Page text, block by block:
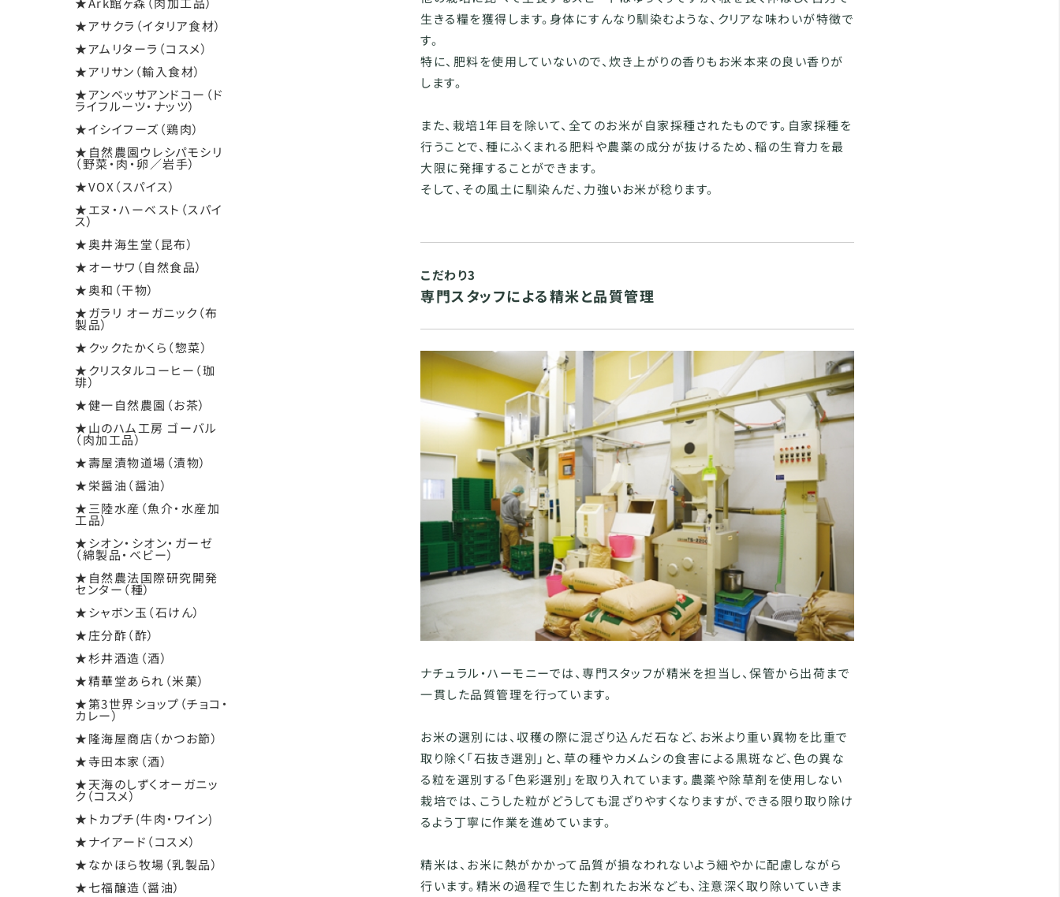
★アサクラ（イタリア食材）
★アムリターラ（コスメ）
★アリサン（輸入食材）
★アンベッサアンドコー（ド
ライフルーツ・ナッツ）
★イシイフーズ（鶏肉）
★自然農園ウレシパモシリ
（野菜・肉・卵／岩手）
★VOX（スパイス）
★エヌ・ハーベスト（スパイ
ス）
★奥井海生堂（昆布）
★オーサワ（自然食品）
★奥和（干物）
★ガラリ オーガニック（布
製品）
★クックたかくら（惣菜）
★クリスタルコーヒー（珈
琲）
★健一自然農園（お茶）
★山のハム工房 ゴーバル
（肉加工品）
★壽屋漬物道場（漬物）
★栄醤油（醤油）
★三陸水産（魚介・水産加
工品）
★シオン・シオン・ガーゼ
（綿製品・ベビー）
★自然農法国際研究開発
センター（種）
★シャボン玉（石けん）
★庄分酢（酢）
★杉井酒造（酒）
★精華堂あられ（米菓）
★第3世界ショップ（チョコ・
カレー）
★隆海屋商店（かつお節）
★寺田本家（酒）
★天海のしずくオーガニッ
ク（コスメ）
★トカプチ(牛肉・ワイン)
★ナイアード（コスメ）
★なかほら牧場（乳製品）
★七福醸造（醤油）
生きる糧を獲得します。身体にすんなり馴染むような、クリアな味わいが特徴で
す。
特に、肥料を使用していないので、炊き上がりの香りもお米本来の良い香りが
します。
また、栽培1年目を除いて、全てのお米が自家採種されたものです。自家採種を
行うことで、種にふくまれる肥料や農薬の成分が抜けるため、稲の生育力を最
大限に発揮することができます。
そして、その風土に馴染んだ、力強いお米が稔ります。
こだわり3
専門スタッフによる精米と品質管理
ナチュラル・ハーモニーでは、専門スタッフが精米を担当し、保管から出荷まで
一貫した品質管理を行っています。
お米の選別には、収穫の際に混ざり込んだ石など、お米より重い異物を比重で
取り除く「石抜き選別」と、草の種やカメムシの食害による黒斑など、色の異な
る粒を選別する「色彩選別」を取り入れています。農薬や除草剤を使用しない
栽培では、こうした粒がどうしても混ざりやすくなりますが、できる限り取り除け
るよう丁寧に作業を進めています。
精米は、お米に熱がかかって品質が損なわれないよう細やかに配慮しながら
行います。精米の過程で生じた割れたお米なども、注意深く取り除いていきま